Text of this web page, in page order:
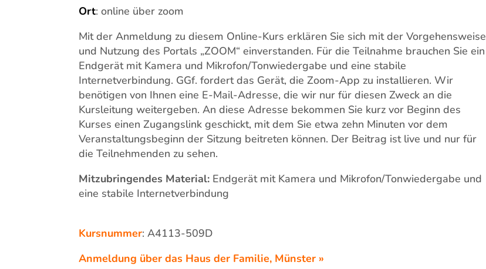
Ort: online über zoom
Mit der Anmeldung zu diesem Online-Kurs erklären Sie sich mit der Vorgehensweise
und Nutzung des Portals „ZOOM“ einverstanden. Für die Teilnahme brauchen Sie ein
Endgerät mit Kamera und Mikrofon/Tonwiedergabe und eine stabile
Internetverbindung. GGf. fordert das Gerät, die Zoom-App zu installieren. Wir
benötigen von Ihnen eine E-Mail-Adresse, die wir nur für diesen Zweck an die
Kursleitung weitergeben. An diese Adresse bekommen Sie kurz vor Beginn des
Kurses einen Zugangslink geschickt, mit dem Sie etwa zehn Minuten vor dem
Veranstaltungsbeginn der Sitzung beitreten können. Der Beitrag ist live und nur für
die Teilnehmenden zu sehen.
Mitzubringendes Material: Endgerät mit Kamera und Mikrofon/Tonwiedergabe und
eine stabile Internetverbindung
Kursnummer: A4113-509D
Anmeldung über das Haus der Familie, Münster »